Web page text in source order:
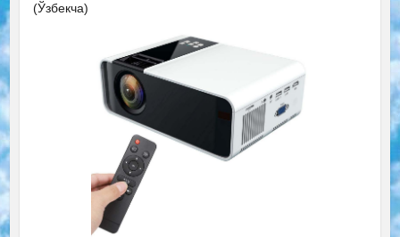
(Ўзбекча)